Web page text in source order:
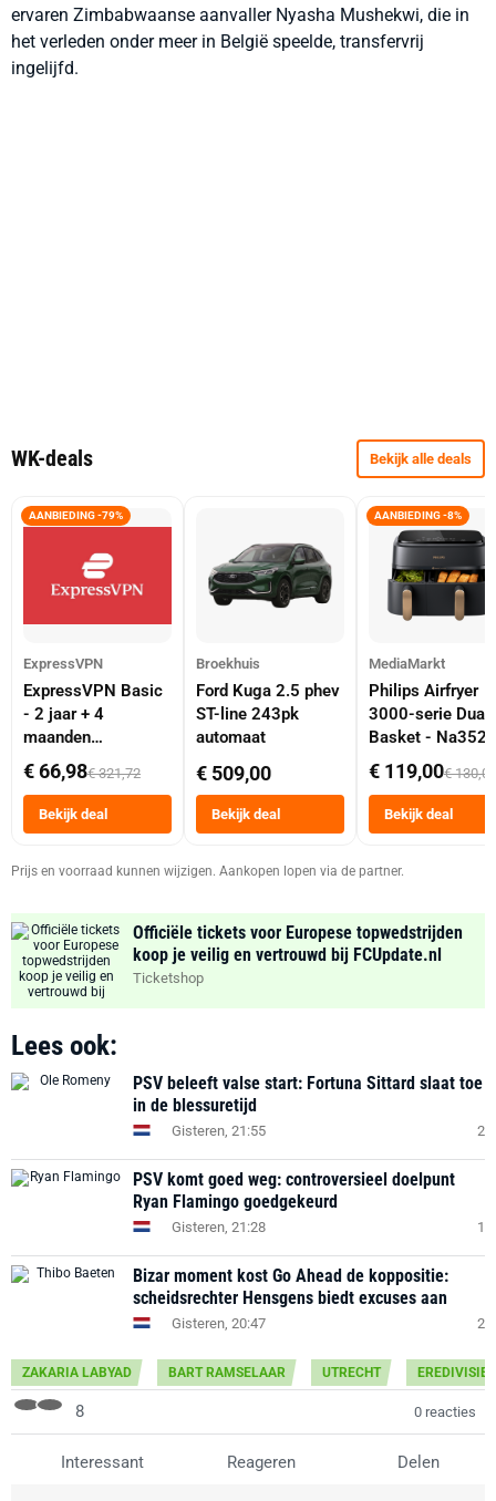
ervaren Zimbabwaanse aanvaller Nyasha Mushekwi, die in
het verleden onder meer in België speelde, transfervrij
ingelijfd.
WK-deals Bekijk alle deals
AANBIEDING -79%
ExpressVPN
ExpressVPN Basic
- 2 jaar + 4
maanden
abonnement
€ 66,98€ 321,72
Bekijk deal
Broekhuis
Ford Kuga 2.5 phev
ST-line 243pk
automaat
€ 509,00
Bekijk deal
AANBIEDING -8%
MediaMarkt
Philips Airfryer
3000-serie Dual
Basket -
Dubbele Mand 9
Tot 6 Personen
Heteluchtfriteuse
Zwart
€ 119,00€ 130,00
Bekijk deal
Prijs en voorraad kunnen wijzigen. Aankopen lopen via de partner.
Officiële tickets voor Europese topwedstrijden
koop je veilig en vertrouwd bij FCUpdate.nl
Ticketshop
Lees ook:
PSV beleeft valse start: Fortuna Sittard slaat toe
in de blessuretijd
Gisteren, 21:55 2
PSV komt goed weg: controversieel doelpunt
Ryan Flamingo goedgekeurd
Gisteren, 21:28 1
Bizar moment kost Go Ahead de koppositie:
scheidsrechter Hensgens biedt excuses aan
Gisteren, 20:47 2
ZAKARIA LABYAD BART RAMSELAAR UTRECHT EREDIVISIE
8 0 reacties
Interessant Reageren Delen